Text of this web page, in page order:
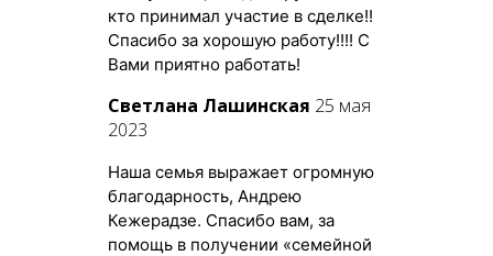
кто принимал участие в сделке!!
Спасибо за хорошую работу!!!! С
Вами приятно работать!
Светлана Лашинская 25 мая
2023
Наша семья выражает огромную
благодарность, Андрею
Кежерадзе. Спасибо вам, за
помощь в получении «семейной